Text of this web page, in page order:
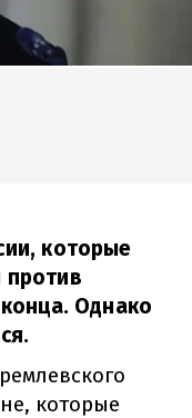
которые
Однако
которые